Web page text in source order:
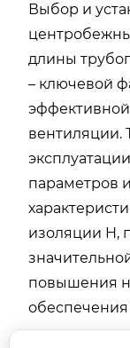
Выбор и
длины
– ключевой
вентиляции.
параметров
изоляции H,
повышения